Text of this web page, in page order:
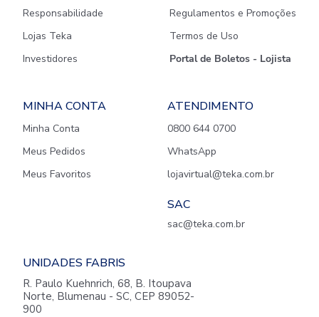
Responsabilidade
Lojas Teka
Investidores
Regulamentos e Promoções
Termos de Uso
Portal de Boletos - Lojista
MINHA CONTA
Minha Conta
Meus Pedidos
Meus Favoritos
ATENDIMENTO
0800 644 0700
WhatsApp
lojavirtual@teka.com.br
SAC
sac@teka.com.br
UNIDADES FABRIS
R. Paulo Kuehnrich, 68, B. Itoupava
Norte, Blumenau - SC, CEP 89052-
900